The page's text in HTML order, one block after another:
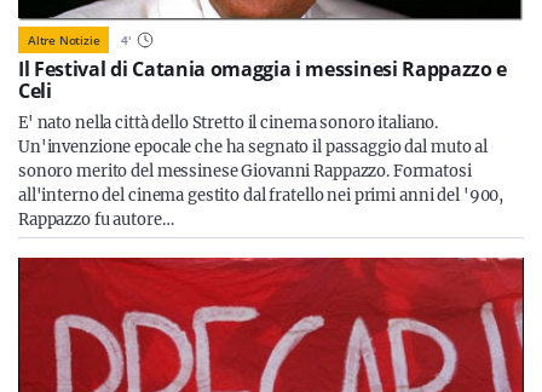
Altre Notizie 4'
Il Festival di Catania omaggia i messinesi Rappazzo e
Celi
E' nato nella città dello Stretto il cinema sonoro italiano.
Un'invenzione epocale che ha segnato il passaggio dal muto al
sonoro merito del messinese Giovanni Rappazzo. Formatosi
all'interno del cinema gestito dal fratello nei primi anni del '900,
Rappazzo fu autore…